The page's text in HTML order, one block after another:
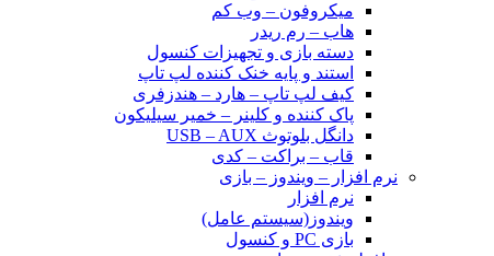
میکروفون – وب کم
هاب – رم ریدر
دسته بازی و تجهیزات کنسول
استند و پایه خنک کننده لپ تاپ
کیف لپ تاپ – هارد – هندزفری
پاک کننده و کلینر – خمیر سیلیکون
دانگل بلوتوث USB – AUX
قاب – براکت – کدی
نرم افزار – ویندوز – بازی
نرم افزار
ویندوز(سیستم عامل)
بازی PC و کنسول